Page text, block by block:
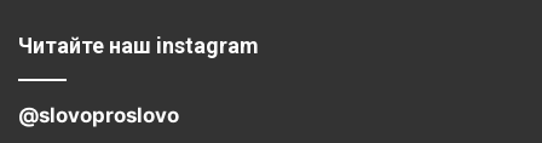
Читайте наш instagram
@slovoproslovo